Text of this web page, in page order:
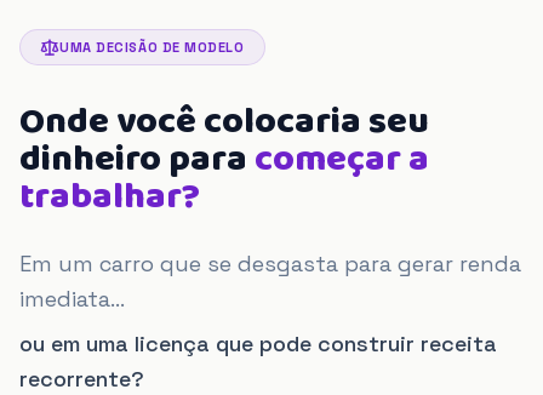
UMA DECISÃO DE MODELO
Onde você colocariaseu
dinheiro paracomeçar a
trabalhar?
Em um carro que se desgasta para gerar renda
imediata...
ou em uma licença que pode construir receita
recorrente?